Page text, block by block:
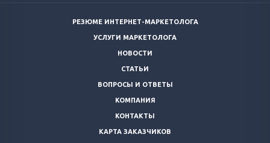
РЕЗЮМЕ ИНТЕРНЕТ-МАРКЕТОЛОГА
УСЛУГИ МАРКЕТОЛОГА
НОВОСТИ
СТАТЬИ
ВОПРОСЫ И ОТВЕТЫ
КОМПАНИЯ
КОНТАКТЫ
КАРТА ЗАКАЗЧИКОВ